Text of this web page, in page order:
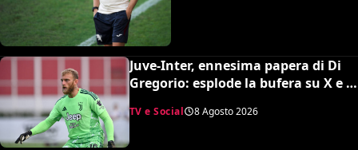
Juve-Inter, ennesima papera di Di
Gregorio: esplode la bufera su X e il
web chiede un nuovo portiere
TV e Social 8 Agosto 2026